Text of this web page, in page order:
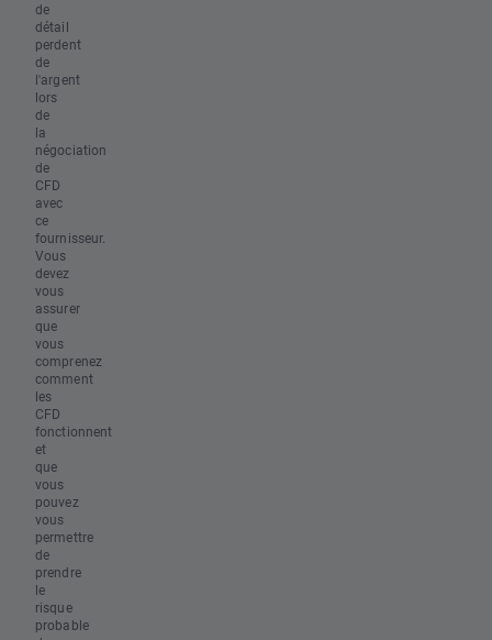
de
détail
perdent
de
l'argent
lors
de
la
négociation
de
CFD
avec
ce
fournisseur.
Vous
devez
vous
assurer
que
vous
comprenez
comment
les
CFD
fonctionnent
et
que
vous
pouvez
vous
permettre
de
prendre
le
risque
probable